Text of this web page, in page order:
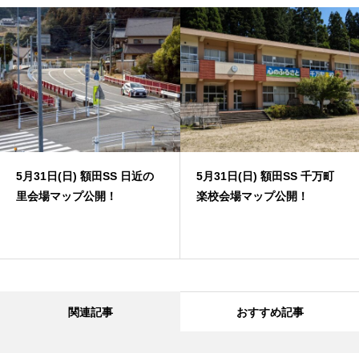
5月31日(日) 額田SS 日近の
里会場マップ公開！
5月31日(日) 額田SS 千万町
楽校会場マップ公開！
関連記事 おすすめ記事